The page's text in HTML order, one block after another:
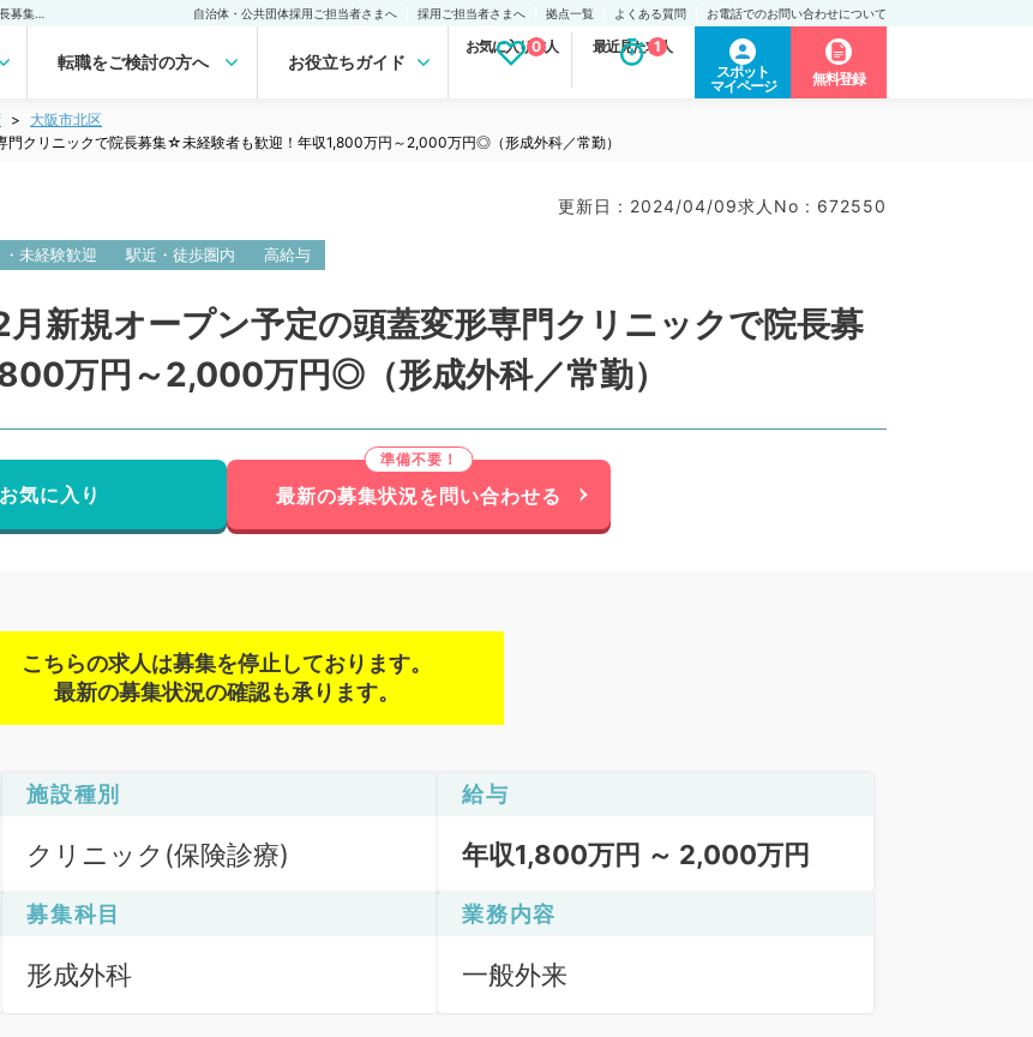
自治体・公共団体採用ご担当者さまへ 採用ご担当者さまへ 拠点一覧 よくある質問 お電話でのお問い合わせについて
転職をご検討の方へ お役立ちガイド
お気に入り求人
0 最近見た求人
1
スポット
マイページ
無料登録
大阪市北区
門クリニックで院長募集☆未経験者も歓迎！年収1,800万円～2,000万円◎（形成外科／常勤）
更新日 : 2024/04/09求人No : 672550
未経験歓迎 駅近・徒歩圏内 高給与
月新規オープン予定の頭蓋変形専門クリニックで院長募
万円～2,000万円◎（形成外科／常勤）
お気に入り 最新の募集状況を問い合わせる
こちらの求人は募集を停止しております。
最新の募集状況の確認も承ります。
施設種別
クリニック(保険診療)
給与
年収1,800万円 ～ 2,000万円
募集科目
形成外科
業務内容
一般外来